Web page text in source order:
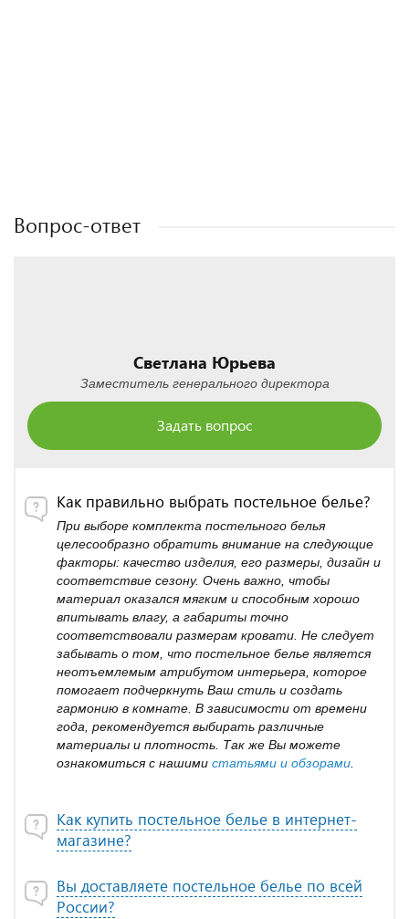
Вопрос-ответ
Светлана Юрьева
Заместитель генерального директора
Задать вопрос
Как правильно выбрать постельное белье?
При выборе комплекта постельного белья
целесообразно обратить внимание на следующие
факторы: качество изделия, его размеры, дизайн и
соответствие сезону. Очень важно, чтобы
материал оказался мягким и способным хорошо
впитывать влагу, а габариты точно
соответствовали размерам кровати. Не следует
забывать о том, что постельное белье является
неотъемлемым атрибутом интерьера, которое
помогает подчеркнуть Ваш стиль и создать
гармонию в комнате. В зависимости от времени
года, рекомендуется выбирать различные
материалы и плотность. Так же Вы можете
ознакомиться с нашими статьями и обзорами
Как купить постельное белье в интернет-
магазине?
Вы доставляете постельное белье по всей
России?